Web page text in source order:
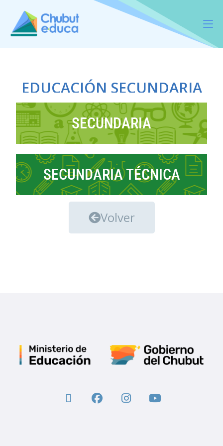
EDUCACIÓN SECUNDARIA
SECUNDARIA
SECUNDARIA TÉCNICA
Volver